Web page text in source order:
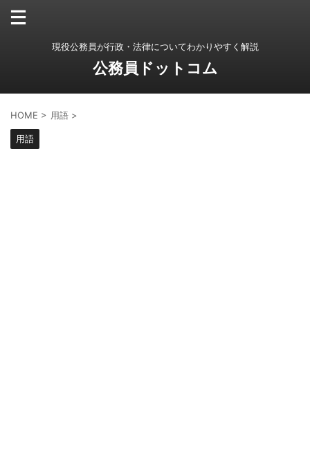
現役公務員が行政・法律についてわかりやすく解説
公務員ドットコム
HOME > 用語 >
用語